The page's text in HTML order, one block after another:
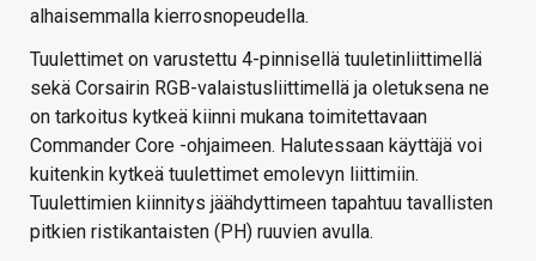
alhaisemmalla kierrosnopeudella.
Tuulettimet on varustettu 4-pinnisellä tuuletinliittimellä
sekä Corsairin RGB-valaistusliittimellä ja oletuksena ne
on tarkoitus kytkeä kiinni mukana toimitettavaan
Commander Core -ohjaimeen. Halutessaan käyttäjä voi
kuitenkin kytkeä tuulettimet emolevyn liittimiin.
Tuulettimien kiinnitys jäähdyttimeen tapahtuu tavallisten
pitkien ristikantaisten (PH) ruuvien avulla.